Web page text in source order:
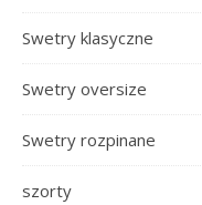
Swetry klasyczne
Swetry oversize
Swetry rozpinane
szorty